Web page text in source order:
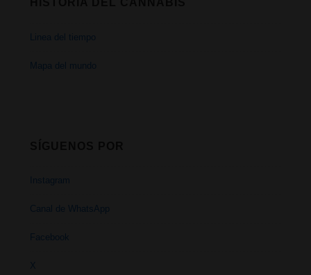
Linea del tiempo
Mapa del mundo
Instagram
Canal de WhatsApp
Facebook
X